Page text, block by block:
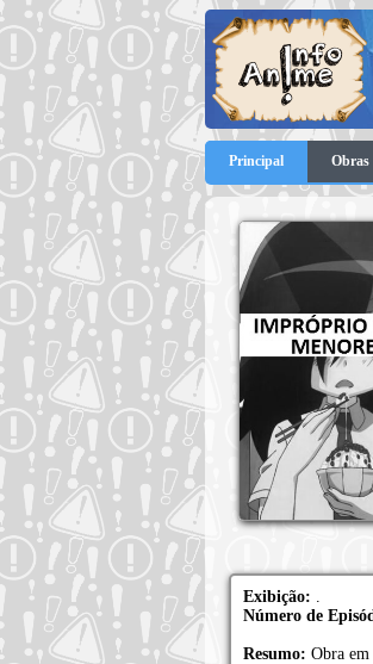
Principal Obras
Exibição: .
Número de
Resumo: Obra em